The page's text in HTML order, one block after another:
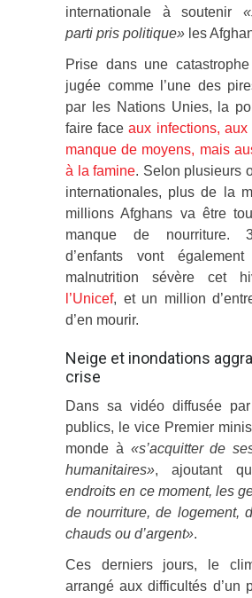
internationale à soutenir
parti pris politique» les
Prise dans une
jugée comme l’une des
par les Nations Unies, la
faire faceaux infections, aux
manque de moyens, mais
à la famine. Selon plusieurs
internationales, plus de la
millions Afghans va être
manque de nourriture.
d’enfants vont
malnutrition sévère cet
l’Unicef, et un million
d’en mourir.
Neige et inondations
crise
Dans sa vidéo diffusée
publics, le vice Premier
monde à «s’acquitter de
humanitaires», ajoutant
endroits en ce moment, les
de nourriture, de logement,
chauds ou d’argent».
Ces derniers jours, le
arrangé aux difficultés d’un